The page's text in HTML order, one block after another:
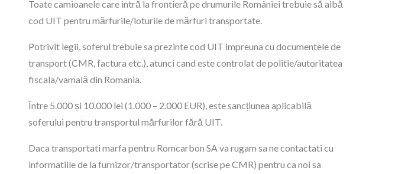
Toate camioanele care intră la frontieră pe drumurile României trebuie să aibă
cod UIT pentru mărfurile/loturile de mărfuri transportate.
Potrivit legii, soferul trebuie sa prezinte cod UIT impreuna cu documentele de
transport (CMR, factura etc.), atunci cand este controlat de politie/autoritatea
fiscala/vamală din Romania.
Între 5.000 și 10.000 lei (1.000 – 2.000 EUR), este sancțiunea aplicabilă
soferului pentru transportul mărfurilor fără UIT.
Daca transportati marfa pentru Romcarbon SA va rugam sa ne contactati cu
informatiile de la furnizor/transportator (scrise pe CMR) pentru ca noi sa